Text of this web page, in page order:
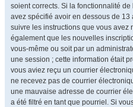
soient corrects. Si la fonctionnalité
avez spécifié avoir en dessous de 13
suivre les instructions que vous avez
également que les nouvelles
vous-même ou soit par un
une session ; cette information était
vous aviez reçu un courrier
ne recevez pas de courrier
une mauvaise adresse de courrier
a été filtré en tant que pourriel. Si